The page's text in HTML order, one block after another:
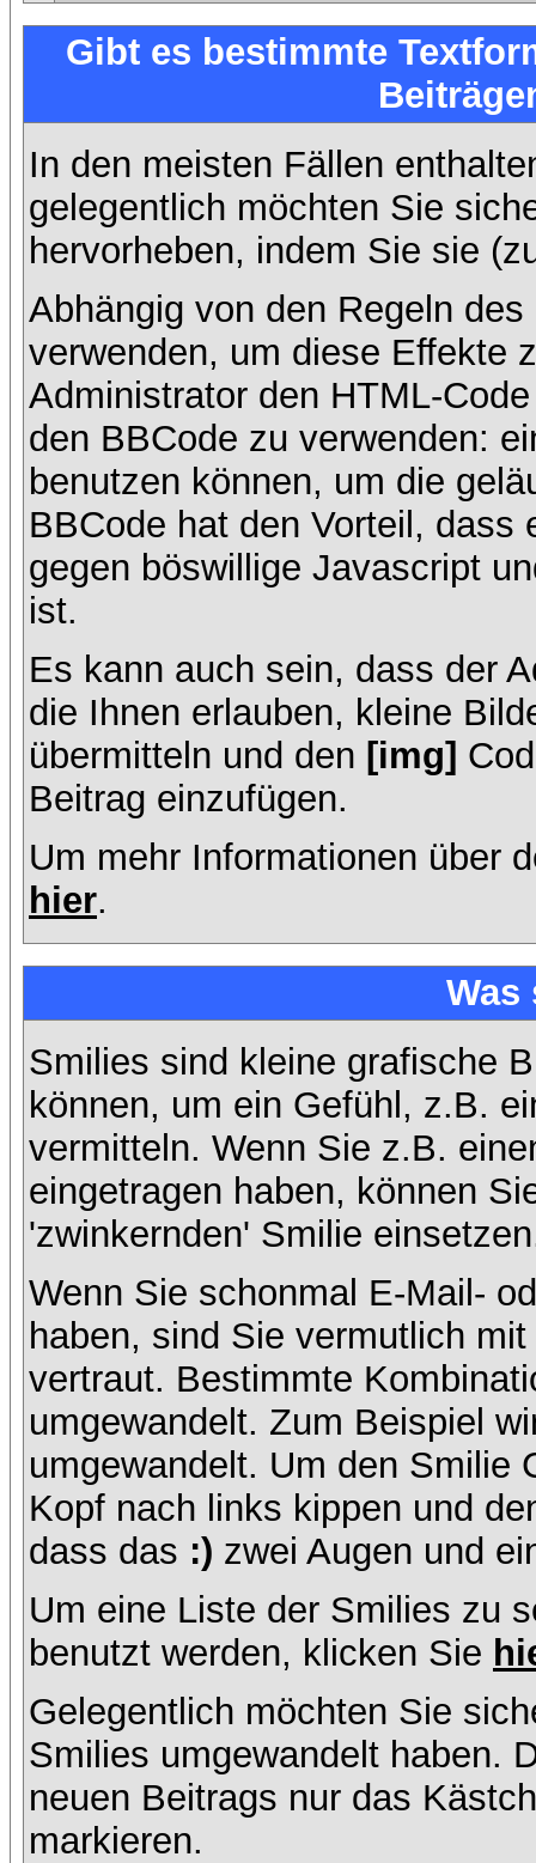
Gibt es bestimmte
In den meisten Fällen
gelegentlich möchten Sie
hervorheben, indem Sie sie
Abhängig von den Regeln
verwenden, um diese Effekte
Administrator den HTML-
den BBCode zu verwenden:
benutzen können, um die
BBCode hat den Vorteil, dass
gegen böswillige Javascript
ist.
Es kann auch sein, dass der
die Ihnen erlauben, kleine
übermitteln und den [img]
Beitrag einzufügen.
Um mehr Informationen über
hier.
Was
Smilies sind kleine grafische
können, um ein Gefühl, z.B.
vermitteln. Wenn Sie z.B.
eingetragen haben, können
'zwinkernden' Smilie
Wenn Sie schonmal E-Mail-
haben, sind Sie vermutlich
vertraut. Bestimmte
umgewandelt. Zum Beispiel
umgewandelt. Um den Smilie
Kopf nach links kippen und
dass das :) zwei Augen und
Um eine Liste der Smilies zu
benutzt werden, klicken Sie
Gelegentlich möchten Sie
Smilies umgewandelt haben.
neuen Beitrags nur das
markieren.